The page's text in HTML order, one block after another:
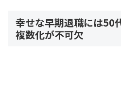
幸せな早期退職には50
複数化が不可欠